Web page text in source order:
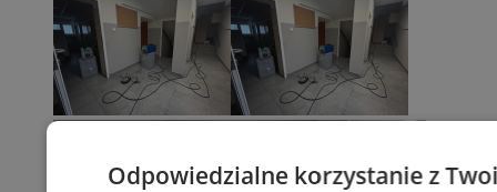
Odpowiedzialne korzystanie z